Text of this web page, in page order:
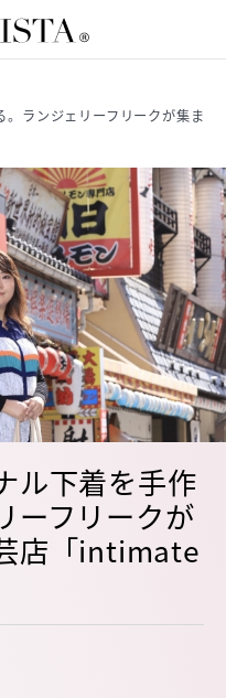
ランジェリーフリークが集ま
ル下着を手作
ーフリークが
店「intimate